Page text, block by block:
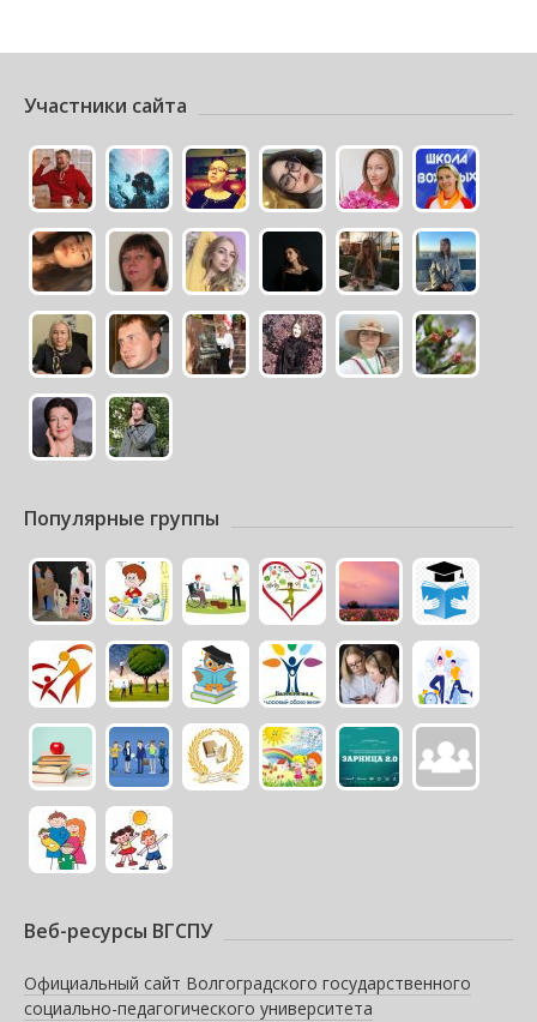
Участники сайта
Популярные группы
Веб-ресурсы ВГСПУ
Официальный сайт Волгоградского государственного
социально-педагогического университета